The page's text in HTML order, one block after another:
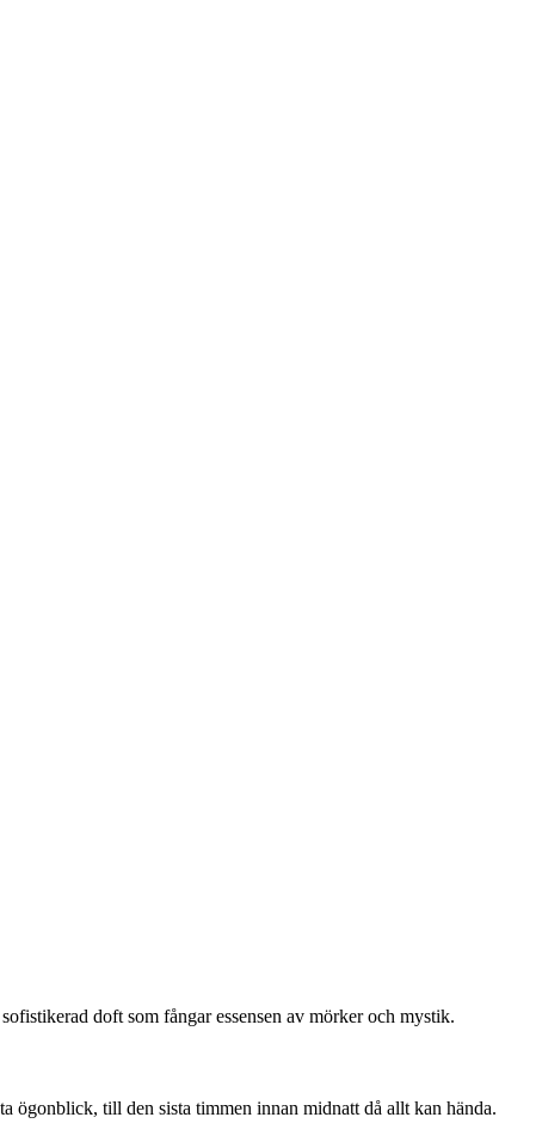
doft som fångar essensen av mörker och mystik.
ögonblick, till den sista timmen innan midnatt då allt kan hända.